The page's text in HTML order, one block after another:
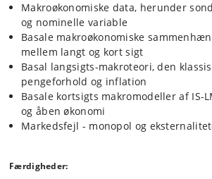
Makroøkonomiske data, herunder
og nominelle variable
Basale makroøkonomiske
mellem langt og kort sigt
Basal langsigts-makroteori, den
pengeforhold og inflation
Basale kortsigts makromodeller af IS-
og åben økonomi
Markedsfejl - monopol og
Færdigheder: